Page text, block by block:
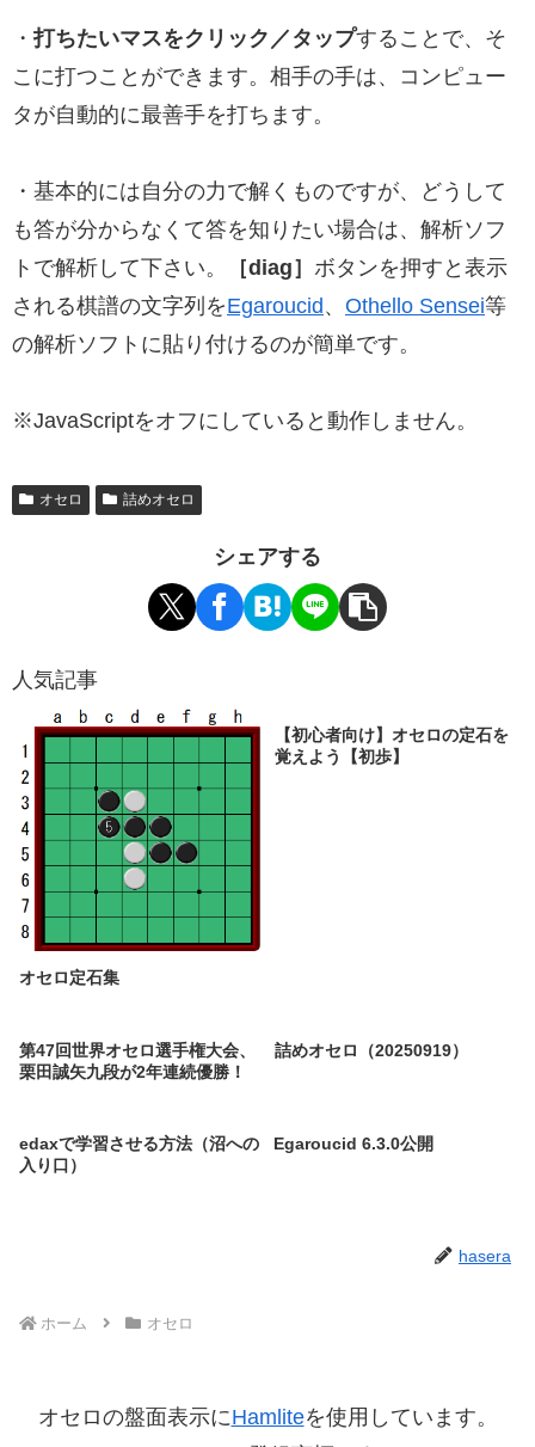
・打ちたいマスをクリック／タップすることで、そ
こに打つことができます。相手の手は、コンピュー
タが自動的に最善手を打ちます。
・基本的には自分の力で解くものですが、どうして
も答が分からなくて答を知りたい場合は、解析ソフ
トで解析して下さい。
［diag］ ボタンを押すと表示
される棋譜の文字列をEgaroucid、 Othello Sensei等
の解析ソフトに貼り付けるのが簡単です。
※JavaScriptをオフにしていると動作しません。
オセロ 詰めオセロ
シェアする
人気記事
オセロ定石集
【初心者向け】オセロの定石を
覚えよう【初歩】
第47回世界オセロ選手権大会、
栗田誠矢九段が2年連続優勝！
詰めオセロ（20250919）
edaxで学習させる方法（沼への
入り口）
Egaroucid 6.3.0公開
hasera
ホーム オセロ
オセロの盤面表示にHamliteを使用しています。